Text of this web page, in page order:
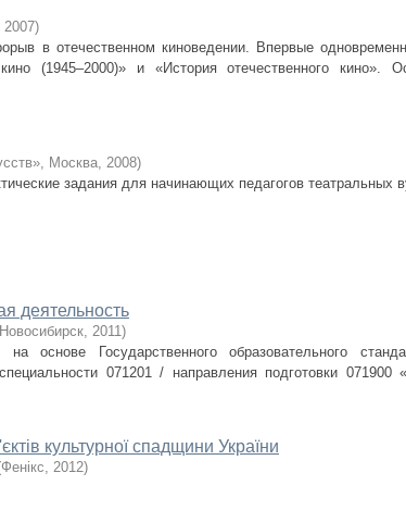
2007)
в отечественном киноведении. Впервые
(1945–2000)» и «История отечественного кино».
Москва, 2008)
задания для начинающих педагогов театральных
деятельность
Новосибирск, 2011)
основе Государственного образовательного
071201 / направления подготовки 071900
культурної спадщини України
Фенікс, 2012)